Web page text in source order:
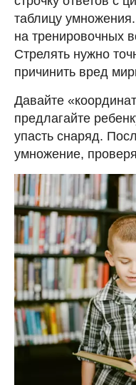
таблицу
на тренировочных
Стрелять нужно
причинить вред
Давайте
предлагайте
упасть снаряд.
умножение,